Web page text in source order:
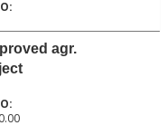
agr.